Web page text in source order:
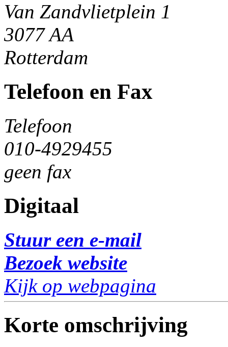
Van Zandvlietplein 1
3077 AA
Rotterdam
Telefoon en Fax
Telefoon
010-4929455
geen fax
Digitaal
Stuur een e-mail
Bezoek website
Kijk op webpagina
Korte omschrijving